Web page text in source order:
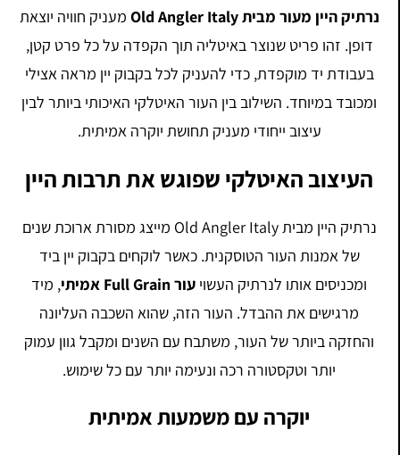
נרתיק היין מעור מבית Old Angler Italy
מעניק חוויה יוצאת
דופן. זהו פריט שנוצר באיטליה תוך הקפדה על כל פרט קטן,
בעבודת יד מוקפדת, כדי להעניק לכל בקבוק יין מראה אצילי
ומכובד במיוחד. השילוב בין העור האיטלקי האיכותי ביותר לבין
עיצוב ייחודי מעניק תחושת יוקרה אמיתית.
העיצוב האיטלקי שפוגש את תרבות היין
נרתיק היין מבית Old Angler Italy מייצג מסורת ארוכת שנים
של אמנות העור הטוסקנית. כאשר לוקחים בקבוק יין ביד
ומכניסים אותו לנרתיק העשוי עור Full Grain אמיתי
, מיד
מרגישים את ההבדל. העור הזה, שהוא השכבה העליונה
והחזקה ביותר של העור, משתבח עם השנים ומקבל גוון עמוק
יותר וטקסטורה רכה ונעימה יותר עם כל שימוש.
יוקרה עם משמעות אמיתית